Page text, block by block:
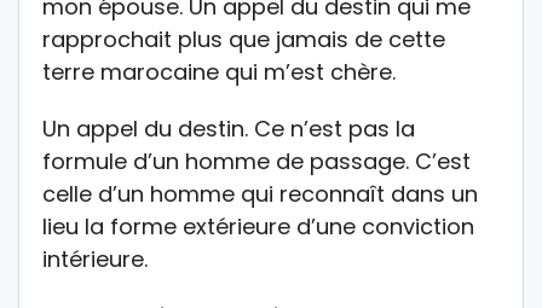
mon épouse. Un appel du destin qui me
rapprochait plus que jamais de cette
terre marocaine qui m’est chère.
Un appel du destin. Ce n’est pas la
formule d’un homme de passage. C’est
celle d’un homme qui reconnaît dans un
lieu la forme extérieure d’une conviction
intérieure.